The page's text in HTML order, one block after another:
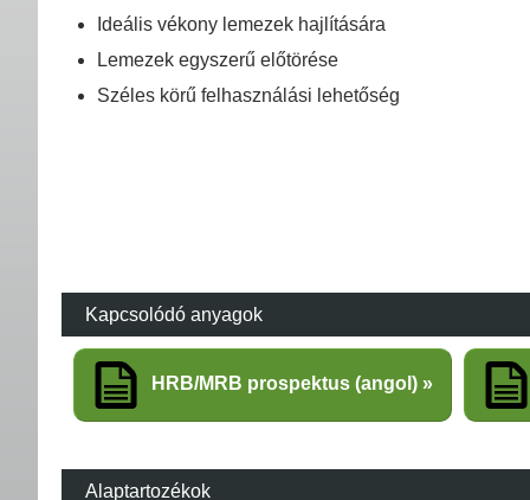
Ideális vékony lemezek hajlítására
Lemezek egyszerű előtörése
Széles körű felhasználási lehetőség
Kapcsolódó anyagok
HRB/MRB prospektus (angol)
Alaptartozékok